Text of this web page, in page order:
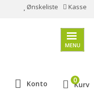
Ønskeliste Kasse
MENU
Konto Kurv
0